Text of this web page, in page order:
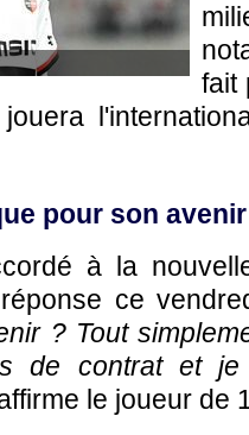
fait
pour son avenir
à la
ce
? Tout
de contrat et je
le joueur de